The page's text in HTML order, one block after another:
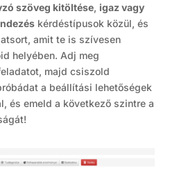
szöveg kitöltése, igaz vagy
kérdéstípusok közül, és
amit te is szívesen
helyében. Adj meg
majd csiszold
a beállítási lehetőségek
és emeld a következő szintre a